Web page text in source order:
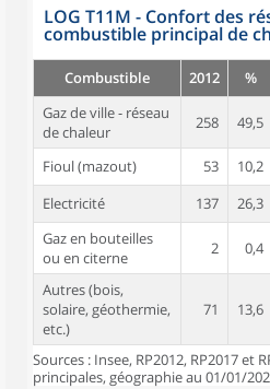
LOG T11M - Confort des
combustible principal de
Combustible 2012 %
Gaz de ville - réseau
de chaleur
258 49,5
Fioul (mazout) 53 10,2
Electricité
137 26,3
Gaz en bouteilles
ou en citerne
2 0,4
Autres (bois,
solaire, géothermie,
etc.)
71 13,6
Sources : Insee, RP2012, RP2017 et
principales, géographie au 01/01/